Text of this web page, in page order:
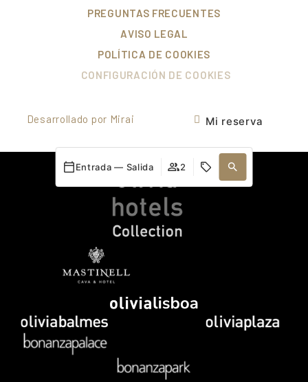
Entrada — Salida 2
PREGUNTAS FRECUENTES
AVISO LEGAL
POLÍTICA DE COOKIES
CONFIGURACIÓN DE COOKIES
Desarrollado por Mirai Mi reserva